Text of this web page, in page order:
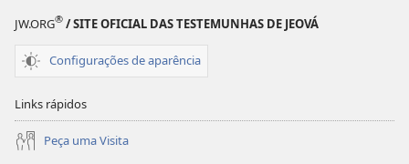
JW.ORG® / SITE OFICIAL DAS TESTEMUNHAS DE JEOVÁ
Configurações de aparência
Links rápidos
Peça uma Visita